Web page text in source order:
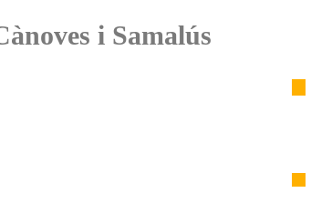
i Samalús